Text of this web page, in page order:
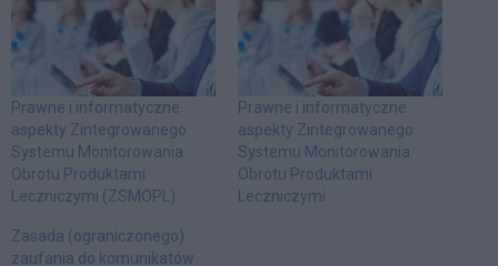
Prawne i informatyczne
aspekty Zintegrowanego
Systemu Monitorowania
Obrotu Produktami
Leczniczymi (ZSMOPL)
Prawne i informatyczne
aspekty Zintegrowanego
Systemu Monitorowania
Obrotu Produktami
Leczniczymi
Zasada (ograniczonego)
zaufania do komunikatów